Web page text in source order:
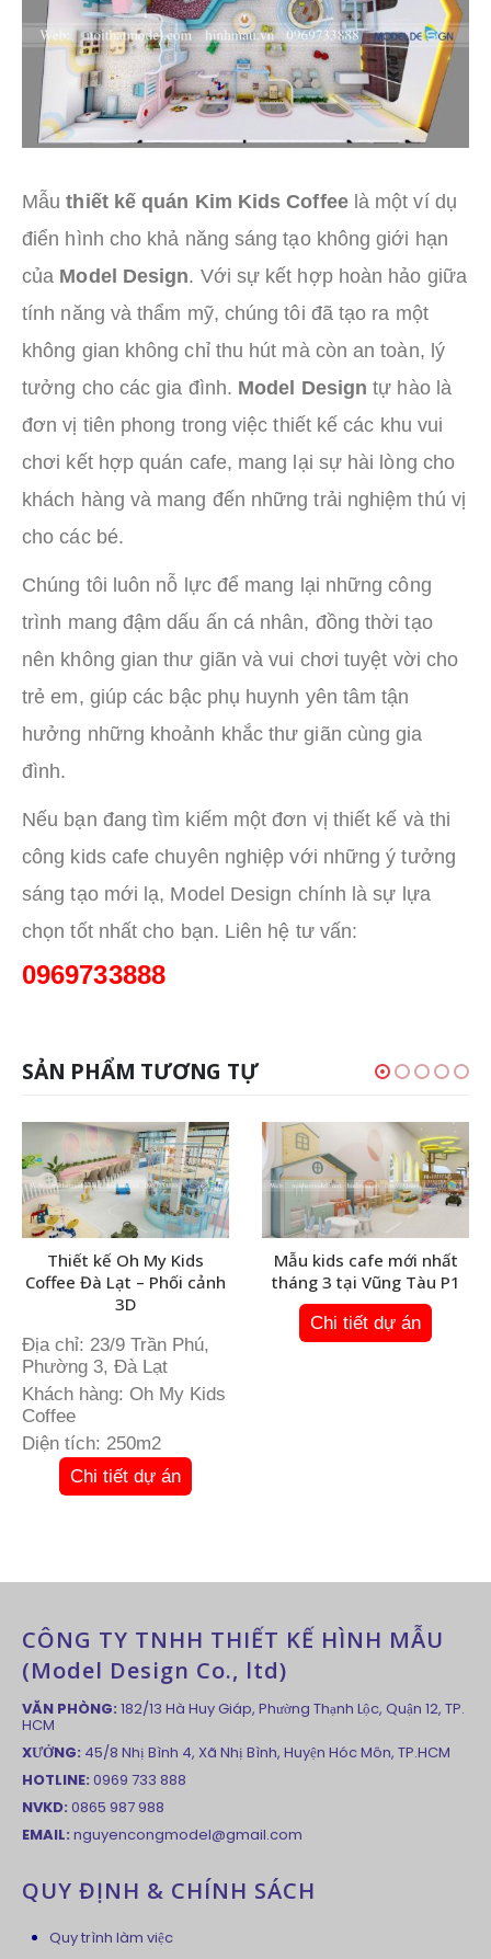
Mẫuthiết kế quán Kim Kids Coffeelà một ví dụ
điển hình cho khả năng sáng tạo không giới hạn
của Model Design. Với sự kết hợp hoàn hảo giữa
tính năng và thẩm mỹ, chúng tôi đã tạo ra một
không gian không chỉ thu hút mà còn an toàn, lý
tưởng cho các gia đình. Model Design tự hào là
đơn vị tiên phong trong việc thiết kế các khu vui
chơi kết hợp quán cafe, mang lại sự hài lòng cho
khách hàng và mang đến những trải nghiệm thú vị
cho các bé.
Chúng tôi luôn nỗ lực để mang lại những công
trình mang đậm dấu ấn cá nhân, đồng thời tạo
nên không gian thư giãn và vui chơi tuyệt vời cho
trẻ em, giúp các bậc phụ huynh yên tâm tận
hưởng những khoảnh khắc thư giãn cùng gia
đình.
Nếu bạn đang tìm kiếm một đơn vị thiết kế và thi
công kids cafe chuyên nghiệp với những ý tưởng
sáng tạo mới lạ, Model Design chính là sự lựa
chọn tốt nhất cho bạn. Liên hệ tư vấn:
0969733888
SẢN PHẨM TƯƠNG TỰ
Thiết kế Oh My Kids
Coffee Đà Lạt – Phối cảnh
3D
Địa chỉ: 23/9 Trần Phú,
Phường 3, Đà Lạt
Khách hàng: Oh My Kids
Coffee
Diện tích: 250m2
Chi tiết dự án
Mẫu kids cafe mới nhất
tháng 3 tại Vũng Tàu P1
Chi tiết dự án
CÔNG TY TNHH THIẾT KẾ HÌNH MẪU
(Model Design Co., ltd)
VĂN PHÒNG: 182/13 Hà Huy Giáp, Phường Thạnh Lộc, Quận 12, TP.
HCM
XƯỞNG: 45/8 Nhị Bình 4, Xã Nhị Bình, Huyện Hóc Môn, TP.HCM
HOTLINE: 0969 733 888
NVKD: 0865 987 988
EMAIL: nguyencongmodel@gmail.com
QUY ĐỊNH & CHÍNH SÁCH
Quy trình làm việc